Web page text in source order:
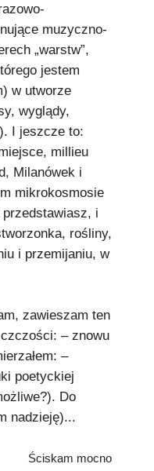
muzyczno-
„warstw”,
jestem
w utworze
wyglądy,
I jeszcze to:
millieu
Milanówek i
mikrokosmosie
i
rośliny,
i przemijaniu, w
zawieszam ten
– znowu
–
poetyckiej
Do
nadzieję)...
Ściskam mocno